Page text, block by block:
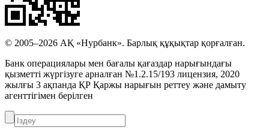
© 2005–2026 АҚ «Нурбанк». Барлық құқықтар қорғалған.
Банк операциялары мен бағалы қағаздар нарығындағы
қызметті жүргізуге арналған №1.2.15/193 лицензия, 2020
жылғы 3 ақпанда ҚР Қаржы нарығын реттеу және дамыту
агенттігімен берілген